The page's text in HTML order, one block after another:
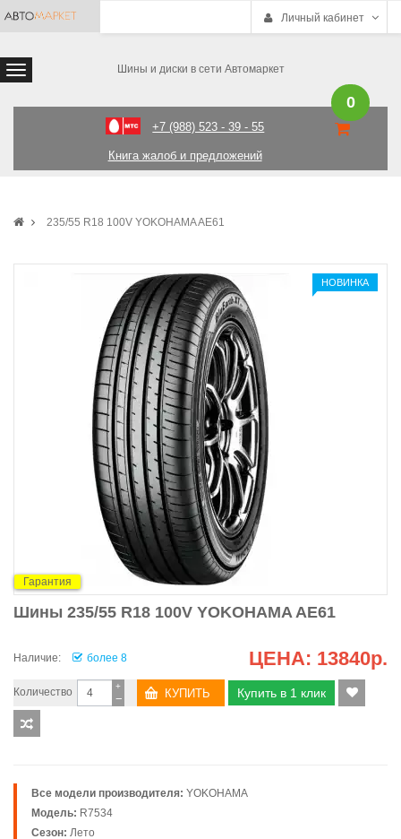
Личный кабинет
Шины и диски в сети Автомаркет
+7 (988) 523 - 39 - 55
Книга жалоб и предложений
0
235/55 R18 100V YOKOHAMA AE61
Гарантия
НОВИНКА
Шины 235/55 R18 100V YOKOHAMA AE61
Наличие: более 8 ЦЕНА: 13840р.
Количество −
+ Купить в 1 клик
Все модели производителя: YOKOHAMA
Модель: R7534
Сезон: Лето